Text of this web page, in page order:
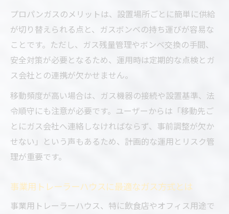
プロパンガスのメリットは、設置場所ごとに簡単に供給
が切り替えられる点と、ガスボンベの持ち運びが容易な
ことです。ただし、ガス残量管理やボンベ交換の手間、
安全対策が必要となるため、運用時は定期的な点検とガ
ス会社との連携が欠かせません。
移動頻度が高い場合は、ガス機器の接続や設置基準、法
令順守にも注意が必要です。ユーザーからは「移動先ご
とにガス会社へ連絡しなければならず、事前調整が欠か
せない」という声もあるため、計画的な運用とリスク管
理が重要です。
事業用トレーラーハウスに最適なガス方式とは
事業用トレーラーハウス、特に飲食店やオフィス用途で